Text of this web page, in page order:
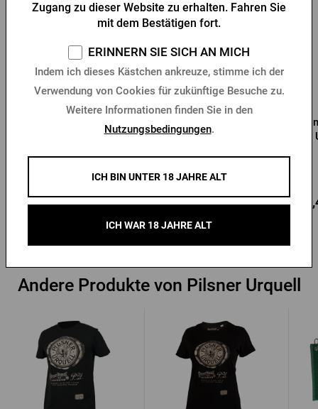
Öffner mit Karabiner
2,94 € Kaufen
Blechkrug 0,5l Pilsner
Urquell Bushman
17,03 € Kaufen
Andere Produkte von Pilsner Urquell
Zugang zu dieser Website zu erhalten. Fahren Sie
mit dem Bestätigen fort.
ERINNERN SIE SICH AN MICH
Indem ich dieses Kästchen ankreuze, stimme ich der
Verwendung von Cookies für zukünftige Besuche zu.
Weitere Informationen finden Sie in den
Nutzungsbedingungen.
ICH BIN UNTER 18 JAHRE ALT
ICH WAR 18 JAHRE ALT